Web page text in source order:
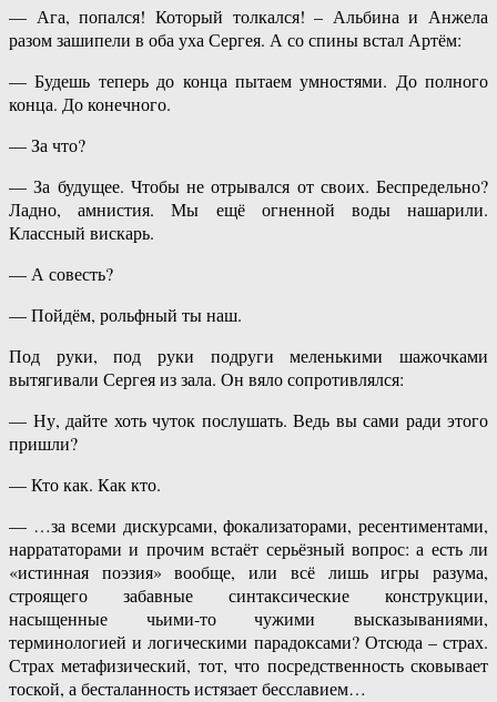
— Ага, попался! Который толкался! – Альбина и Анжела
разом зашипели в оба уха Сергея. А со спины встал Артём:
— Будешь теперь до конца пытаем умностями. До полного
конца. До конечного.
— За что?
— За будущее. Чтобы не отрывался от своих. Беспредельно?
Ладно, амнистия. Мы ещё огненной воды нашарили.
Классный вискарь.
— А совесть?
— Пойдём, рольфный ты наш.
Под руки, под руки подруги меленькими шажочками
вытягивали Сергея из зала. Он вяло сопротивлялся:
— Ну, дайте хоть чуток послушать. Ведь вы сами ради этого
пришли?
— Кто как. Как кто.
— …за всеми дискурсами, фокализаторами, ресентиментами,
наррататорами и прочим встаёт серьёзный вопрос: а есть ли
«истинная поэзия» вообще, или всё лишь игры разума,
строящего забавные синтаксические конструкции,
насыщенные чьими-то чужими высказываниями,
терминологией и логическими парадоксами? Отсюда – страх.
Страх метафизический, тот, что посредственность сковывает
тоской, а бесталанность истязает бесславием…